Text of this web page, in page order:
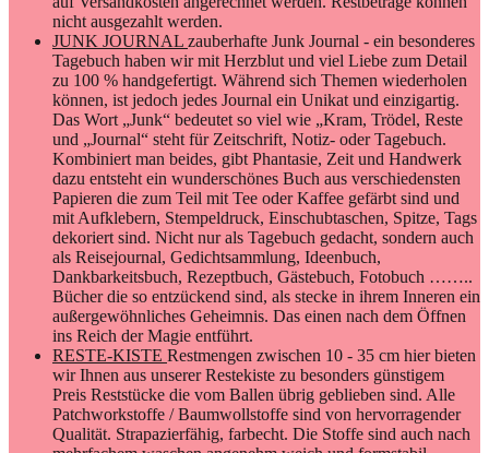
nicht ausgezahlt werden.
JUNK JOURNAL zauberhafte Junk Journal - ein besonderes
Tagebuch haben wir mit Herzblut und viel Liebe zum Detail
zu 100 % handgefertigt. Während sich Themen wiederholen
können, ist jedoch jedes Journal ein Unikat und einzigartig.
Das Wort „Junk“ bedeutet so viel wie „Kram, Trödel, Reste
und „Journal“ steht für Zeitschrift, Notiz- oder Tagebuch.
Kombiniert man beides, gibt Phantasie, Zeit und Handwerk
dazu entsteht ein wunderschönes Buch aus verschiedensten
Papieren die zum Teil mit Tee oder Kaffee gefärbt sind und
mit Aufklebern, Stempeldruck, Einschubtaschen, Spitze, Tags
dekoriert sind. Nicht nur als Tagebuch gedacht, sondern auch
als Reisejournal, Gedichtsammlung, Ideenbuch,
Dankbarkeitsbuch, Rezeptbuch, Gästebuch, Fotobuch ……..
Bücher die so entzückend sind, als stecke in ihrem Inneren ein
außergewöhnliches Geheimnis. Das einen nach dem Öffnen
ins Reich der Magie entführt.
RESTE-KISTE Restmengen zwischen 10 - 35 cm hier bieten
wir Ihnen aus unserer Restekiste zu besonders günstigem
Preis Reststücke die vom Ballen übrig geblieben sind. Alle
Patchworkstoffe / Baumwollstoffe sind von hervorragender
Qualität. Strapazierfähig, farbecht. Die Stoffe sind auch nach